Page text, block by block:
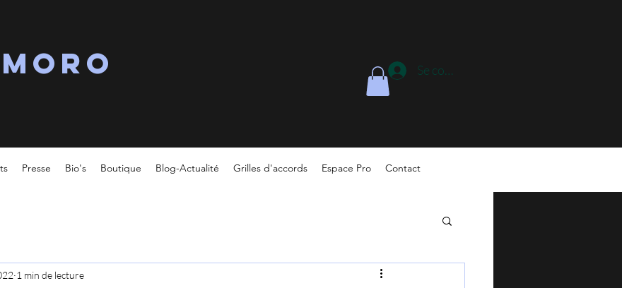
Se connecter
Presse Bio's Boutique Blog-Actualité Grilles d'accords Espace Pro Contact
1 min de lecture